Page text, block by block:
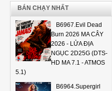
BÁN CHẠY NHẤT
B6967.Evil Dead
Burn 2026 MA CÂY
2026 - LỬA ĐỊA
NGỤC 2D25G (DTS-
HD MA 7.1 - ATMOS
5.1)
B6964.Supergirl